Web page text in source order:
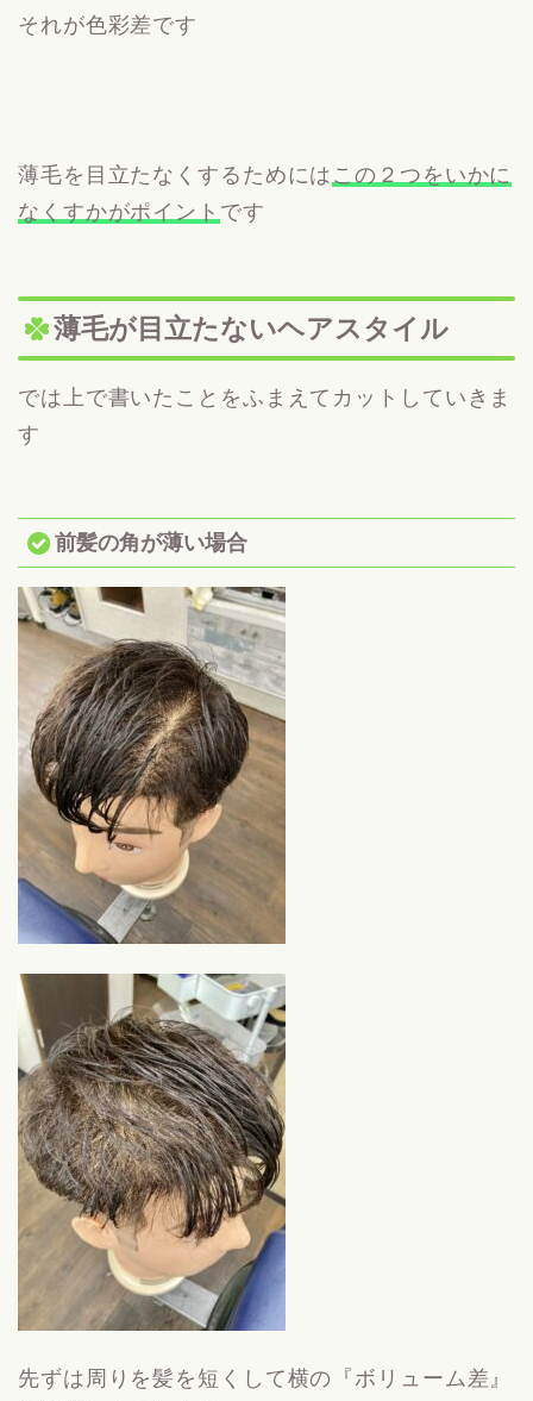
それが色彩差です
薄毛を目立たなくするためには この２つをいかに
なくすかがポイント です
薄毛が目立たないヘアスタイル
では上で書いたことをふまえてカットしていきま
す
前髪の角が薄い場合
先ずは周りを髪を短くして横の『ボリューム差』